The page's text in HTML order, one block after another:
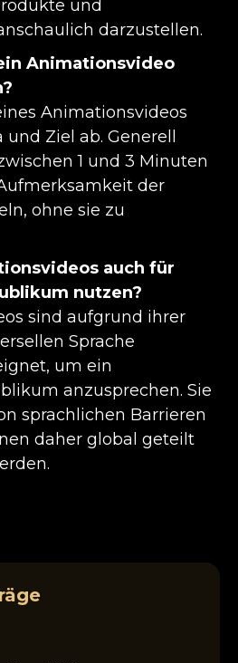
und
darzustellen.
Animationsvideo
Animationsvideos
Ziel ab. Generell
1 und 3 Minuten
der
ohne sie zu
auch für
nutzen?
sind aufgrund ihrer
Sprache
um ein
anzusprechen. Sie
sprachlichen Barrieren
daher global geteilt